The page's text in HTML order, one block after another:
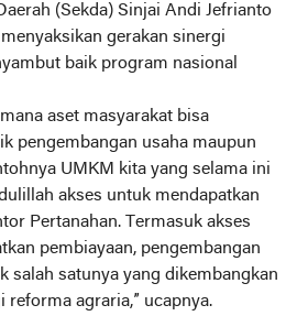
(Sekda) Sinjai Andi Jefrianto
gerakan sinergi
baik program nasional
aset masyarakat bisa
pengembangan usaha maupun
UMKM kita yang selama ini
akses untuk mendapatkan
Pertanahan. Termasuk akses
pembiayaan, pengembangan
salah satunya yang dikembangkan
agraria,” ucapnya.